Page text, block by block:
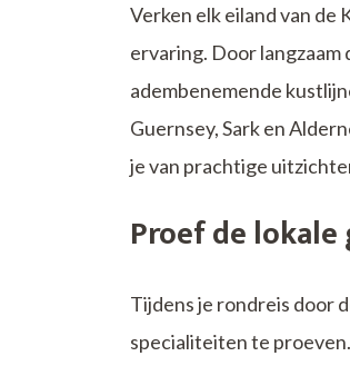
Verken elk eiland van
ervaring. Door
adembenemende
Guernsey, Sark en
je van prachtige
Proef de
Tijdens je rondreis door
specialiteiten te